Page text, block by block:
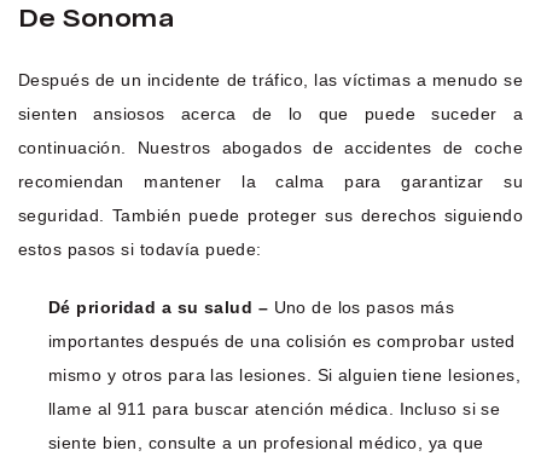
De Sonoma
Después de un incidente de tráfico, las víctimas a menudo se
sienten ansiosos acerca de lo que puede suceder a
continuación. Nuestros abogados de accidentes de coche
recomiendan mantener la calma para garantizar su
seguridad. También puede proteger sus derechos siguiendo
estos pasos si todavía puede:
Dé prioridad a su salud – Uno de los pasos más
importantes después de una colisión es comprobar usted
mismo y otros para las lesiones. Si alguien tiene lesiones,
llame al 911 para buscar atención médica. Incluso si se
siente bien, consulte a un profesional médico, ya que